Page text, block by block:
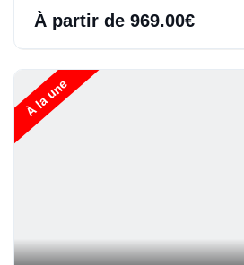
À partir de 969.00€
À la une